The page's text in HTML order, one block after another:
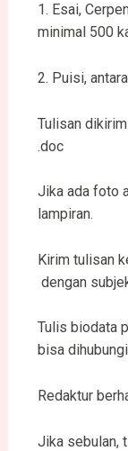
1. Esai,
minimal 500
2. Puisi,
Tulisan
.doc
Jika ada foto
lampiran.
Kirim tulisan
dengan
Tulis biodata
bisa
Redaktur
Jika sebulan,